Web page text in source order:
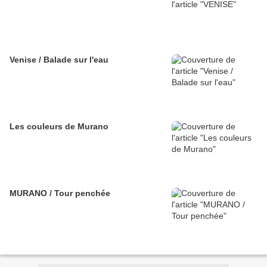
Venise / Balade sur l'eau
Les couleurs de Murano
MURANO / Tour penchée